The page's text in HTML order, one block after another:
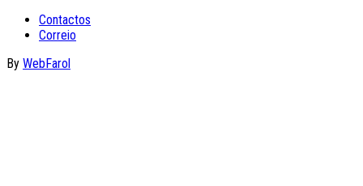
Contactos
Correio
By WebFarol